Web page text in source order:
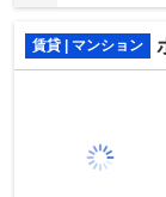
賃貸 | マンション